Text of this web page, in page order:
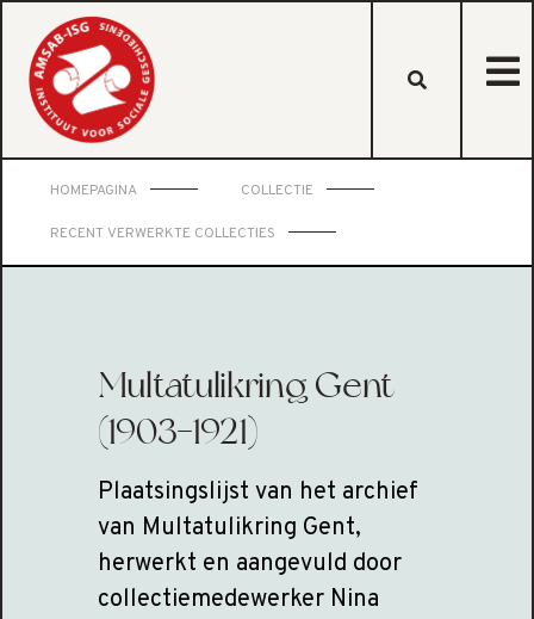
HOMEPAGINA COLLECTIE
RECENT VERWERKTE COLLECTIES
Multatulikring Gent
(1903-1921)
Plaatsingslijst van het archief
van Multatulikring Gent,
herwerkt en aangevuld door
collectiemedewerker Nina